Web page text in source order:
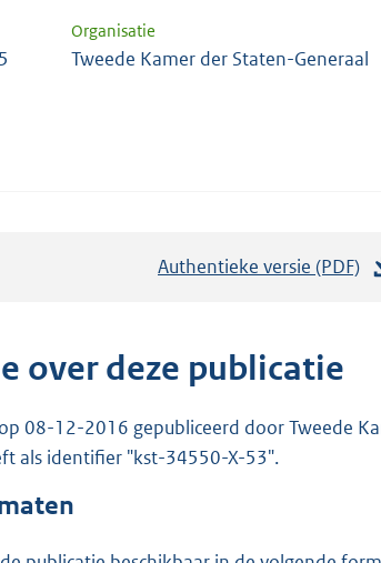
Organisatie
Tweede Kamer der Staten-Generaal
Authentieke versie (PDF)
n
over deze publicatie
08-12-2016 gepubliceerd door Tweede
als identifier "kst-34550-X-53".